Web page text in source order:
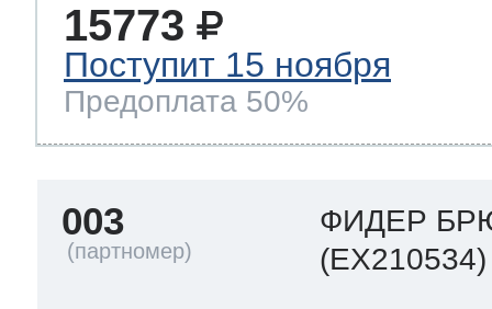
15773
Поступит 15 ноября
Предоплата 50%
003
ФИДЕР
(EX210534)